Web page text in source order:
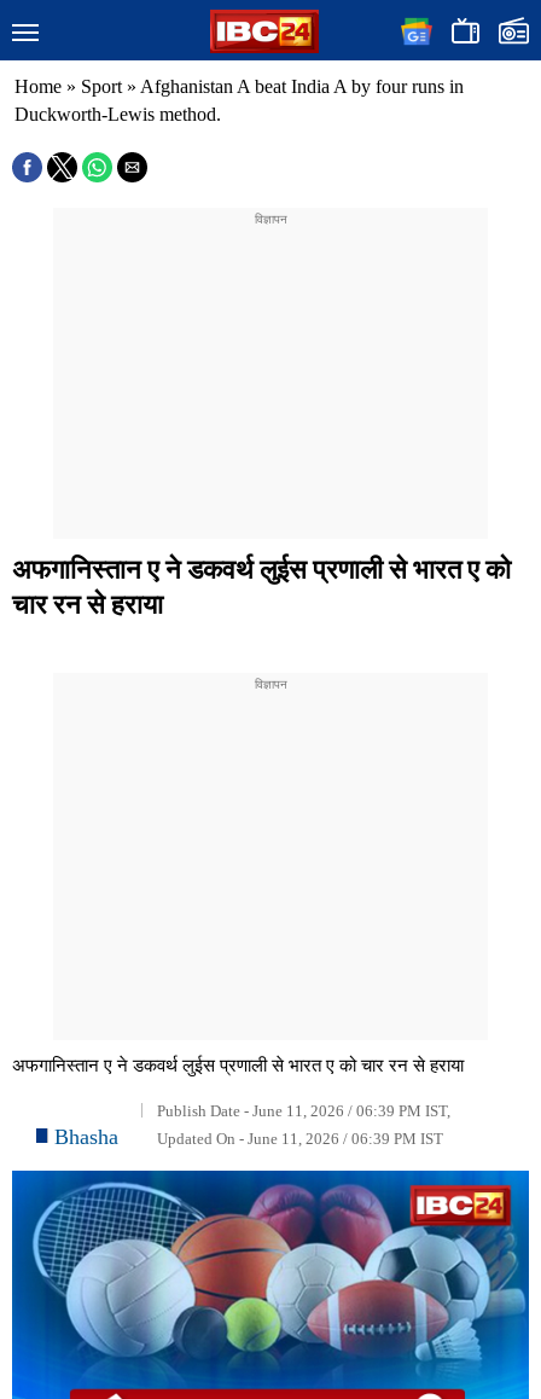
Home » Sport » Afghanistan A beat India A by four runs in
Duckworth-Lewis method.
अफगानिस्तान ए ने डकवर्थ लुईस प्रणाली से भारत ए को
चार रन से हराया
अफगानिस्तान ए ने डकवर्थ लुईस प्रणाली से भारत ए को चार रन से हराया
Bhasha
Publish Date - June 11, 2026 / 06:39 PM IST,
Updated On - June 11, 2026 / 06:39 PM IST